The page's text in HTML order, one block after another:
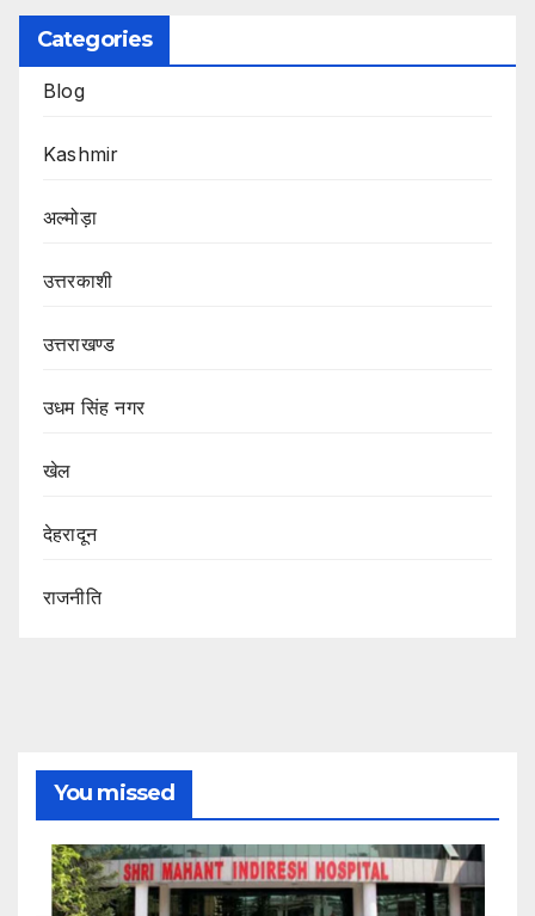
Categories
Blog
Kashmir
अल्मोड़ा
उत्तरकाशी
उत्तराखण्ड
उधम सिंह नगर
खेल
देहरादून
राजनीति
You missed